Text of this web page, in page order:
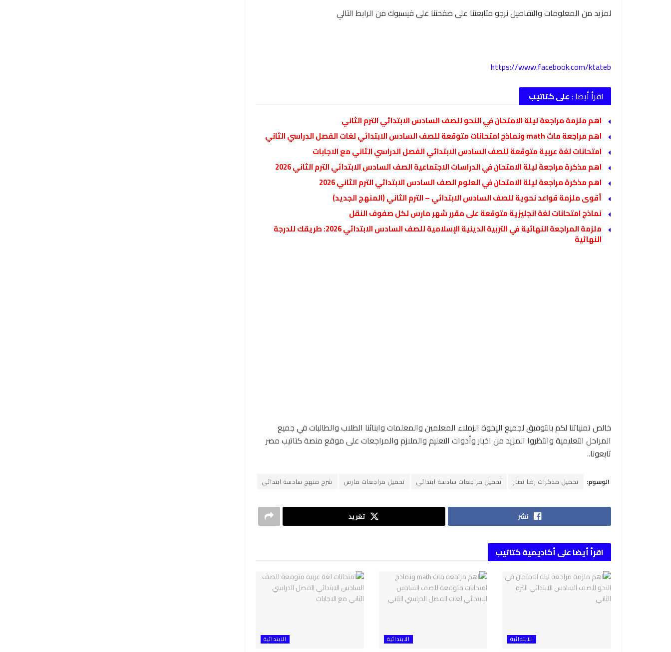
لمزيد من المعلومات والتفاصيل نرجو متابعتنا على صفحتنا على فيسبوك من الرابط التالي
https://www.facebook.com/ktateb
اقرأ أيضا :على كتاتيب
اهم ملزمة مراجعة ليلة الامتحان في النحو للصف السادس الابتدائي الترم الثاني
اهم مراجعة ماث math ونماذج امتحانات متوقعة للصف السادس الابتدائي لغات الفصل الدراسي الثاني
امتحانات لغة عربية متوقعة للصف السادس الابتدائي الفصل الدراسي الثاني مع الاجابات
اهم مذكرة مراجعة ليلة الامتحان في الدراسات الاجتماعية الصف السادس الابتدائي الترم الثاني 2026
اهم مذكرة مراجعة ليلة الامتحان في العلوم الصف السادس الابتدائي الترم الثاني 2026
أقوى ملزمة قواعد نحوية للصف السادس الابتدائي – الترم الثاني (المنهج الجديد)
نماذج امتحانات لغة انجليزية متوقعة على مقرر شهر مارس لكل صفوف النقل
ملزمة المراجعة النهائية في التربية الدينية الإسلامية للصف السادس الابتدائي 2026: طريقك للدرجة
النهائية
خالص تمنياتنا لكم بالتوفيق لجميع الإخوة الزملاء المعلمين والمعلمات وابنائنا الطلاب والطالبات في جميع
المراحل التعليمية وانتظروا المزيد من اخبار وأدوات التعليم والملازم والمراجعات على موقع منصة كتاتيب مصر
تابعونا..
الوسوم: تحميل مذكرات رضا نصار تحميل مراجعات سادسة ابتدائي تحميل مراجعات مارس شرح منهج سادسة ابتدائي
نشر تغريد
اقرأ أيضا على أكاديمية كتاتيب
الابتدائية الابتدائية الابتدائية